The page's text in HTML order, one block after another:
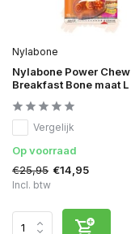
Nylabone
Nylabone Power Chew
Breakfast Bone maat L
Vergelijk
Op voorraad
€25,95 €14,95
Incl. btw